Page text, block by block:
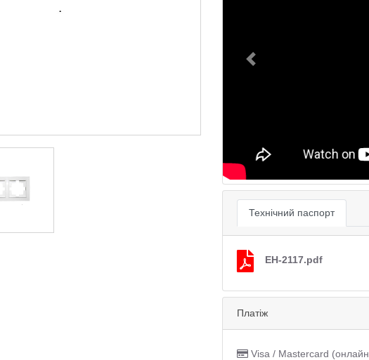
Previous
Технічний паспорт
EH-2117.pdf
Платіж
Visa / Mastercard